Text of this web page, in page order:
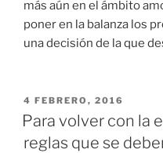
más aún en el ámbito
poner en la balanza los
una decisión de la que
PUBLICADO
EN
4 FEBRERO, 2016
Para volver con la
reglas que se